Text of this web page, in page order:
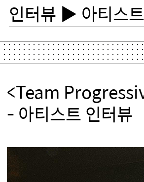
인터뷰 ▶ 아티스
<Team
- 아티스트 인터뷰